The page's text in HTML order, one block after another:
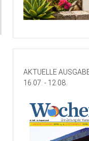
AKTUELLE
16.07. - 12.08.